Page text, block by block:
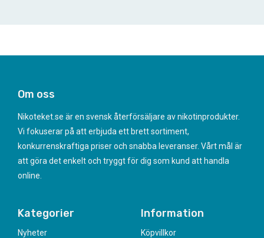
Om oss
Nikoteket.se är en svensk återförsäljare av nikotinprodukter.
Vi fokuserar på att erbjuda ett brett sortiment,
konkurrenskraftiga priser och snabba leveranser. Vårt mål är
att göra det enkelt och tryggt för dig som kund att handla
online.
Kategorier
Nyheter
Information
Köpvillkor